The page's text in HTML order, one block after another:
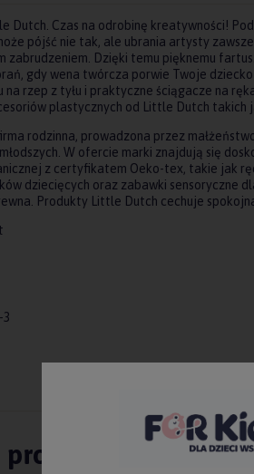
Dutch. Czas na odrobinę kreatywności!
pójść nie tak, ale ubrania artysty
zabrudzeniem. Dzięki temu pięknemu
gdy wena twórcza porwie Twoje
rzep z tyłu i praktyczne ściągacze na
plastycznych od Little Dutch takich
rodzinna, prowadzona przez
W ofercie marki znajdują się
z certyfikatem Oeko-tex, takie jak
dziecięcych oraz zabawki sensoryczne
Produkty Little Dutch cechuje
3